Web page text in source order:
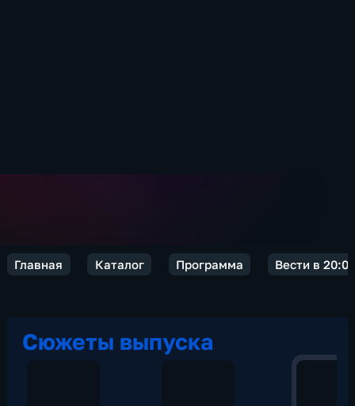
Главная Каталог Программа Вести в 20:00
Сюжеты выпуска